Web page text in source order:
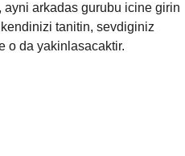
arkadas gurubu icine girin
tanitin, sevdiginiz
o da yakinlasacaktir.